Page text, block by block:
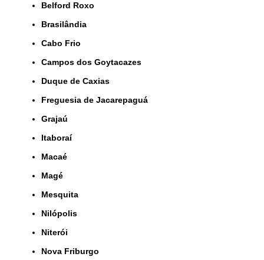
Belford Roxo
Brasilândia
Cabo Frio
Campos dos Goytacazes
Duque de Caxias
Freguesia de Jacarepaguá
Grajaú
Itaboraí
Macaé
Magé
Mesquita
Nilópolis
Niterói
Nova Friburgo